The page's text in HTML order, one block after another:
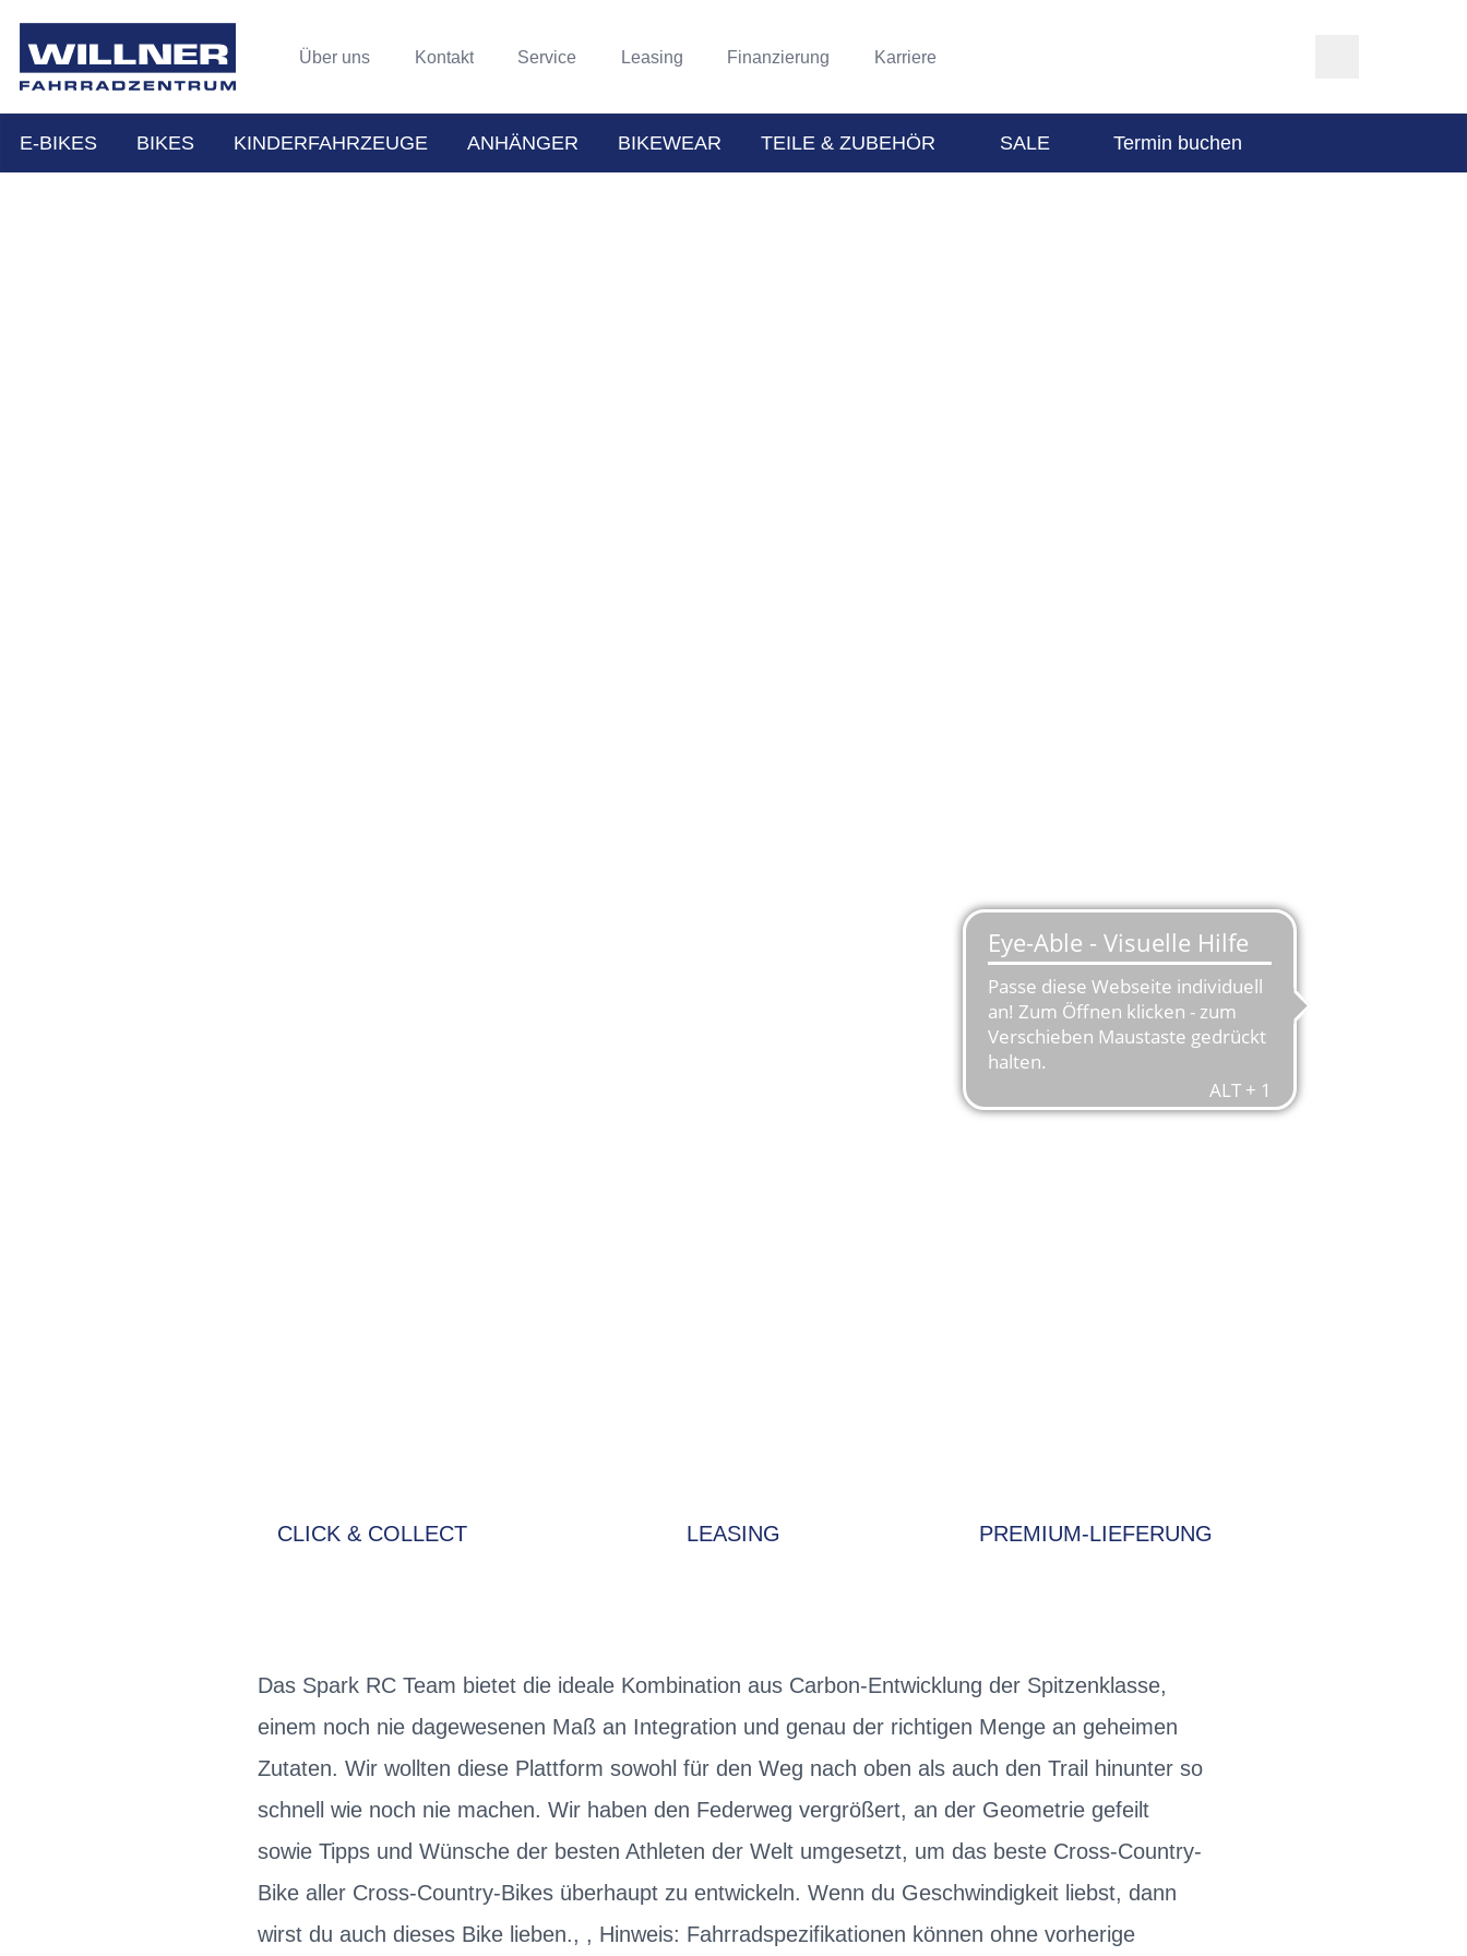
Über uns Kontakt Service Leasing Finanzierung Karriere
E-BIKES BIKES KINDERFAHRZEUGE ANHÄNGER BIKEWEAR TEILE & ZUBEHÖR SALE Termin buchen
CLICK & COLLECT LEASING PREMIUM-LIEFERUNG
Das Spark RC Team bietet die ideale Kombination aus Carbon-Entwicklung der Spitzenklasse,
einem noch nie dagewesenen Maß an Integration und genau der richtigen Menge an geheimen
Zutaten. Wir wollten diese Plattform sowohl für den Weg nach oben als auch den Trail hinunter so
schnell wie noch nie machen. Wir haben den Federweg vergrößert, an der Geometrie gefeilt
sowie Tipps und Wünsche der besten Athleten der Welt umgesetzt, um das beste Cross-Country-
Bike aller Cross-Country-Bikes überhaupt zu entwickeln. Wenn du Geschwindigkeit liebst, dann
wirst du auch dieses Bike lieben., , Hinweis: Fahrradspezifikationen können ohne vorherige